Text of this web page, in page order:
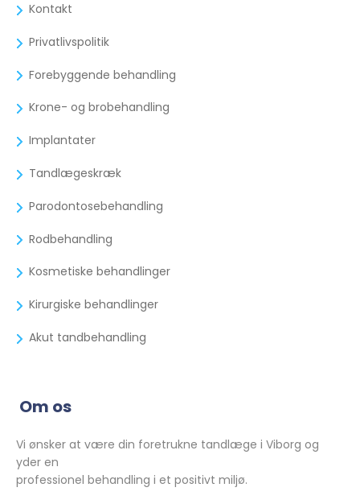
Kontakt
Privatlivspolitik
Forebyggende behandling
Krone- og brobehandling
Implantater
Tandlægeskræk
Parodontosebehandling
Rodbehandling
Kosmetiske behandlinger
Kirurgiske behandlinger
Akut tandbehandling
Om os
Vi ønsker at være din foretrukne tandlæge i Viborg og
yder en
professionel behandling i et positivt miljø.